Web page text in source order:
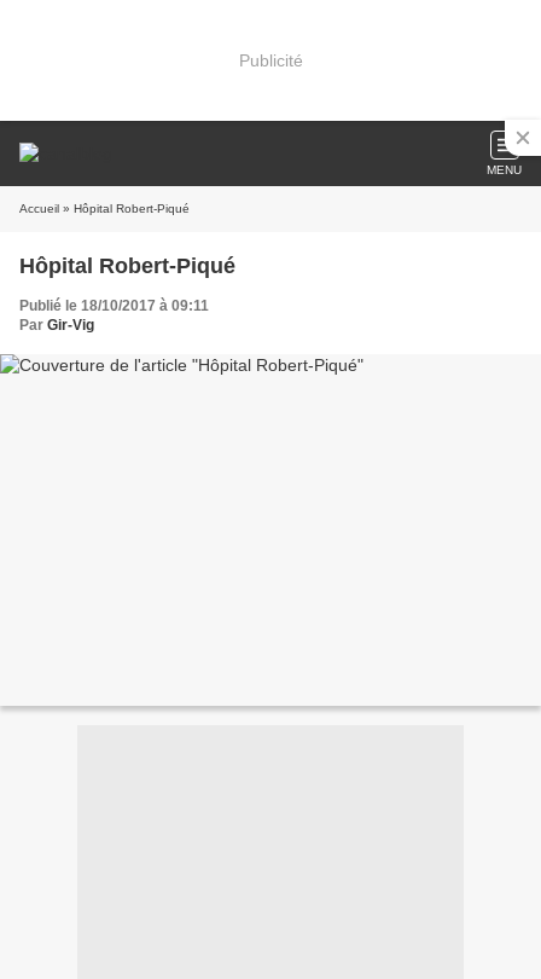
Publicité
MENU
Accueil » Hôpital Robert-Piqué
Hôpital Robert-Piqué
Publié le 18/10/2017 à 09:11
Par Gir-Vig